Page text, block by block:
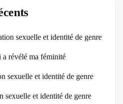
sexuelle et identité de genre
révélé ma féminité
sexuelle et identité de genre
sexuelle et identité de genre